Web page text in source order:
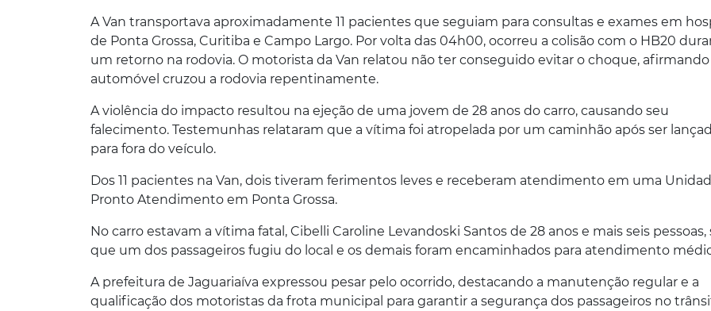
A Van transportava aproximadamente 11 pacientes que seguiam para consultas e exames em
de Ponta Grossa, Curitiba e Campo Largo. Por volta das 04h00, ocorreu a colisão com o HB20
um retorno na rodovia. O motorista da Van relatou não ter conseguido evitar o choque,
automóvel cruzou a rodovia repentinamente.
A violência do impacto resultou na ejeção de uma jovem de 28 anos do carro, causando seu
falecimento. Testemunhas relataram que a vítima foi atropelada por um caminhão após ser
para fora do veículo.
Dos 11 pacientes na Van, dois tiveram ferimentos leves e receberam atendimento em uma
Pronto Atendimento em Ponta Grossa.
No carro estavam a vítima fatal, Cibelli Caroline Levandoski Santos de 28 anos e mais seis
que um dos passageiros fugiu do local e os demais foram encaminhados para atendimento
A prefeitura de Jaguariaíva expressou pesar pelo ocorrido, destacando a manutenção regular e a
qualificação dos motoristas da frota municipal para garantir a segurança dos passageiros no